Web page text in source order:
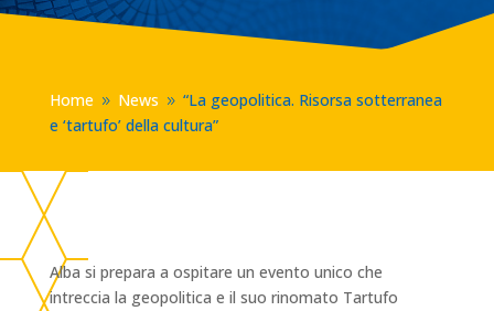
Home 9 News 9 “La geopolitica. Risorsa sotterranea
e ‘tartufo’ della cultura”
Alba si prepara a ospitare un evento unico che
intreccia la geopolitica e il suo rinomato Tartufo